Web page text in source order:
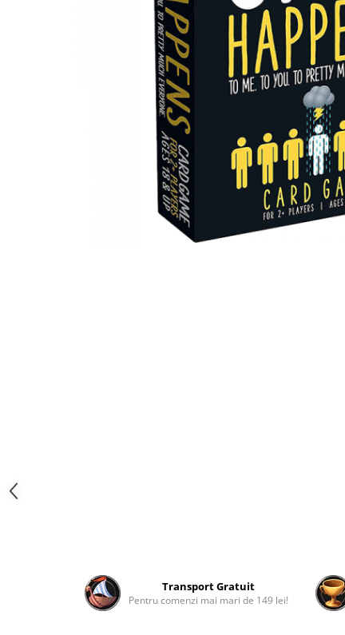
Abstracte
Cultură pop
Transport Gratuit
Pentru comenzi mai mari de 149 lei!